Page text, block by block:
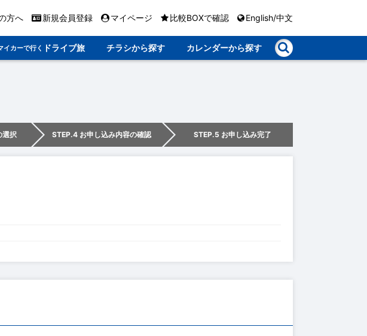
方へ 新規会員登録 マイページ 比較BOXで確認 English/中文
イカーで行く ドライブ旅 チラシから探す カレンダーから探す
選択 STEP.4 お申し込み内容の確認 STEP.5 お申し込み完了